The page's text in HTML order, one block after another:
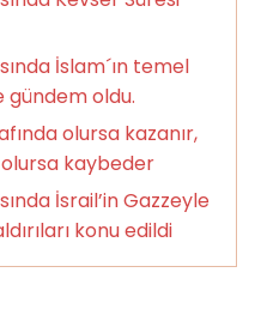
İslam´ın temel
gündem oldu.
olursa kazanır,
olursa kaybeder
İsrail’in Gazzeyle
konu edildi